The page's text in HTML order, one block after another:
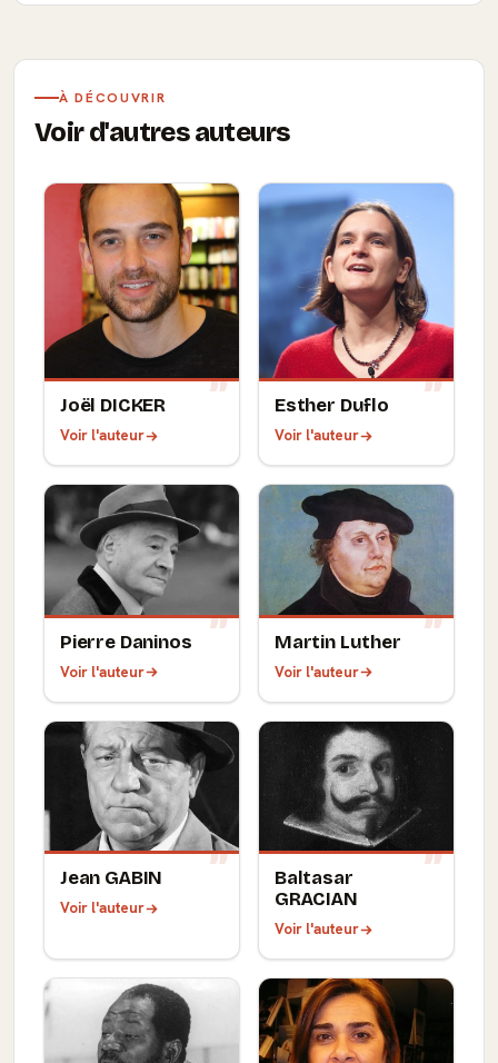
À DÉCOUVRIR
Voir d'autres auteurs
Joël DICKER
Voir l'auteur
Esther Duflo
Voir l'auteur
Pierre Daninos
Voir l'auteur
Martin Luther
Voir l'auteur
Jean GABIN
Voir l'auteur
Baltasar
GRACIAN
Voir l'auteur